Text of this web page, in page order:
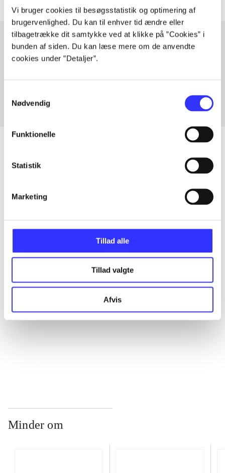
Vi bruger cookies til besøgsstatistik og optimering af
brugervenlighed. Du kan til enhver tid ændre eller
tilbagetrække dit samtykke ved at klikke på ”Cookies” i
bunden af siden. Du kan læse mere om de anvendte
cookies under ”Detaljer”.
Nødvendig
Funktionelle
Statistik
Marketing
Tillad alle
Tillad valgte
Afvis
Artikler med samme emner
...
...
Minder om